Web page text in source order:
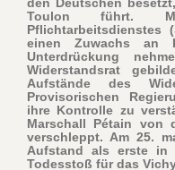
den Deutschen
Toulon führt.
Pflichtarbeitsdienstes
einen Zuwachs an
Unterdrückung
Widerstandsrat
Aufstände des
Provisorischen
ihre Kontrolle zu
Marschall Pétain von
verschleppt. Am 25.
Aufstand als erste in
Todesstoß für das